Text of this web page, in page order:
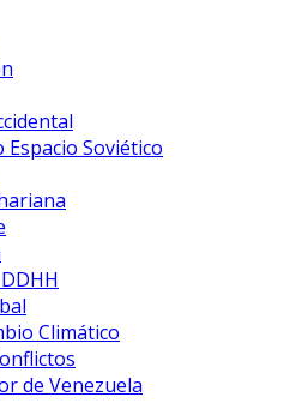
Soviético
Climático
de Venezuela